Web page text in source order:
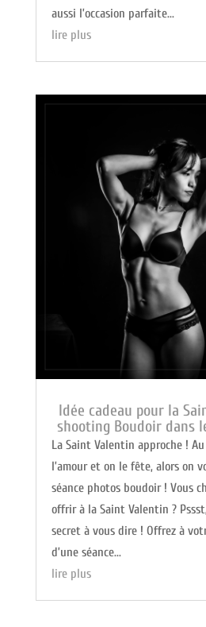
aussi l’occasion parfaite...
lire plus
Idée cadeau pour la
shooting Boudoir dans
La Saint Valentin approche !
l’amour et on le fête, alors on
séance photos boudoir ! Vous
offrir à la Saint Valentin ?
secret à vous dire ! Offrez à
d’une séance...
lire plus